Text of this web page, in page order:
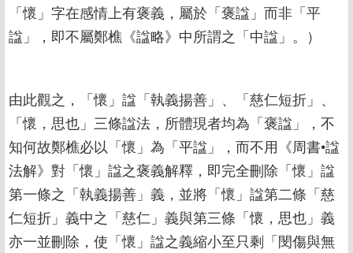
「懷」字在感情上有褒義，屬於「褒諡」而非「平
諡」，即不屬鄭樵《諡略》中所謂之「中諡」。）
由此觀之，「懷」諡「執義揚善」、「慈仁短折」、
「懷，思也」三條諡法，所體現者均為「褒諡」，不
知何故鄭樵必以「懷」為「平諡」，而不用《周書•諡
法解》對「懷」諡之褒義解釋，即完全刪除「懷」諡
第一條之「執義揚善」義，並將「懷」諡第二條「慈
仁短折」義中之「慈仁」義與第三條「懷，思也」義
亦一並刪除，使「懷」諡之義縮小至只剩「閔傷與無